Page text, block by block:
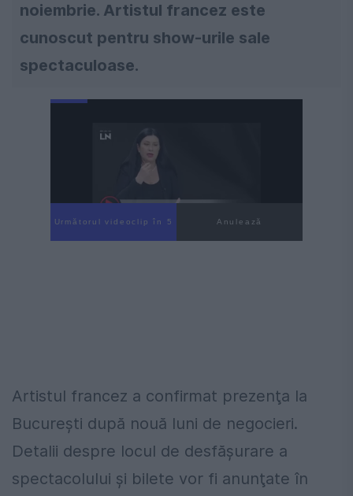
noiembrie. Artistul francez este
cunoscut pentru show-urile sale
spectaculoase.
Următorul videoclip în 4 Anulează
Artistul francez a confirmat prezenţa la
Bucureşti după nouă luni de negocieri.
Detalii despre locul de desfăşurare a
spectacolului şi bilete vor fi anunţate în